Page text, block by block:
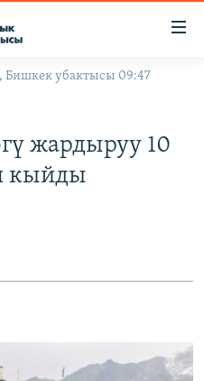
убактысы 09:47
жардыруу 10
кыйды